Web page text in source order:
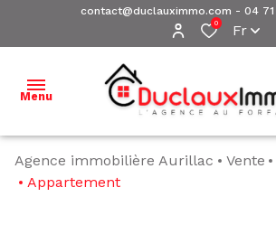
contact@duclauximmo.com - 04
0 Fr
Menu
ACCUEIL
Agence immobilière Aurillac Vente
Appartement